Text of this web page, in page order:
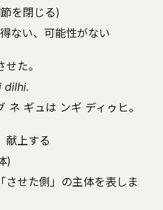
を閉じる)
ない、可能性がない
た。
dilhi.
ネ ギュは ンギ ディゥヒ。
上する
)
させた側」の主体を表しま